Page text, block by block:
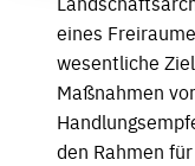
eines
wesentliche
Maßnahmen
den Rahmen